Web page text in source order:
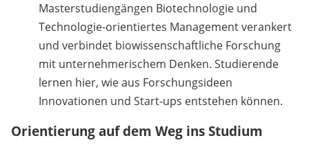
Masterstudiengängen Biotechnologie und
Technologie-orientiertes Management verankert
und verbindet biowissenschaftliche Forschung
mit unternehmerischem Denken. Studierende
lernen hier, wie aus Forschungsideen
Innovationen und Start-ups entstehen können.
Orientierung auf dem Weg ins Studium